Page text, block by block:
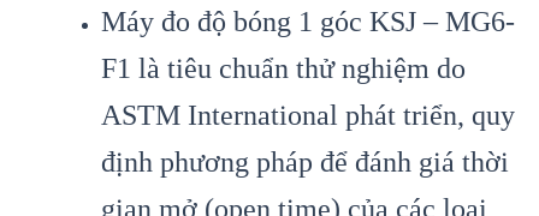
Máy đo độ bóng 1 góc KSJ – MG6-
F1 là tiêu chuẩn thử nghiệm do
ASTM International phát triển, quy
định phương pháp để đánh giá thời
gian mở (open time) của các loại